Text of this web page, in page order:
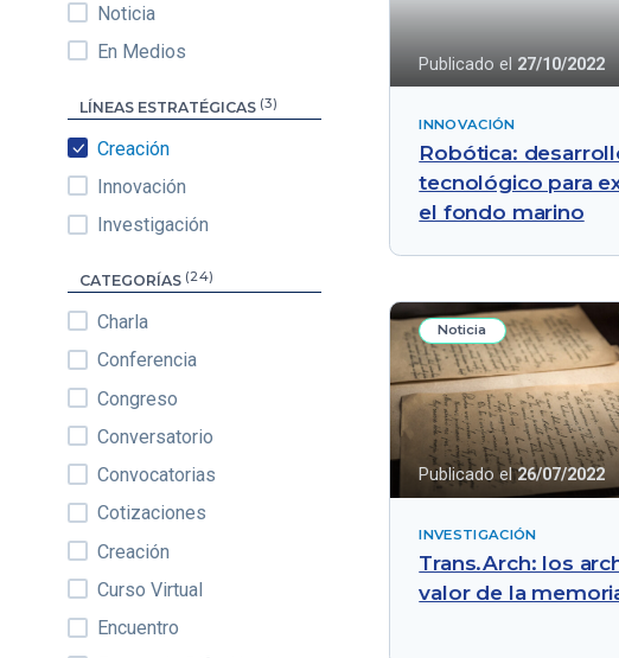
Noticia
En Medios
LÍNEAS ESTRATÉGICAS (3)
Creación
Innovación
Investigación
CATEGORÍAS (24)
Charla
Conferencia
Congreso
Conversatorio
Convocatorias
Cotizaciones
Creación
Curso Virtual
Encuentro
Publicado el 27/10/2022
INNOVACIÓN
Robótica:
tecnológico para
el fondo marino
Noticia
Publicado el26/07/2022
INVESTIGACIÓN
Trans.Arch: los
valor de la